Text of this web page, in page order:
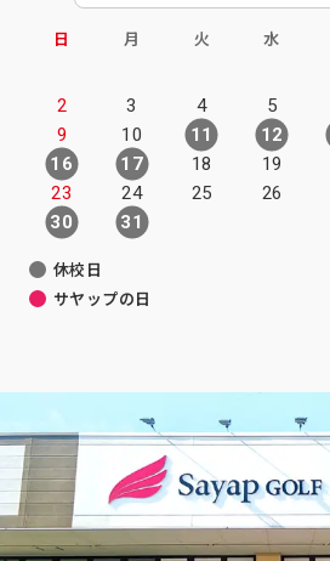
日 月 火 水
2
3 4 5
9
10 11 12
16
17 18 19
23
24 25 26
30
31
休校日
サヤップの日